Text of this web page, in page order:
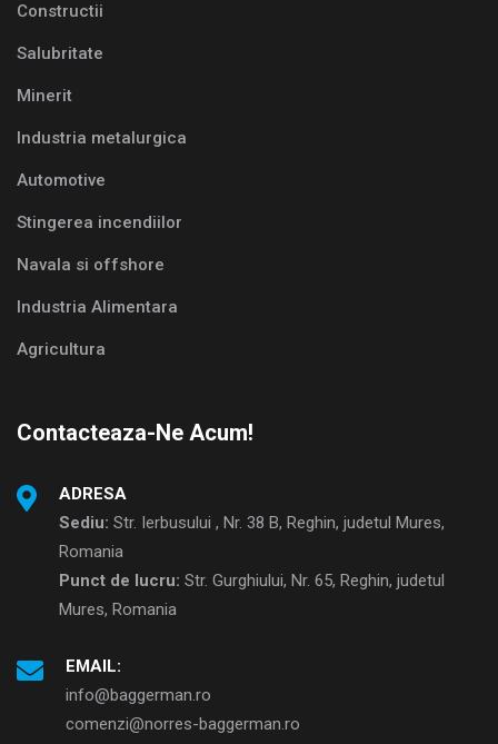
Constructii
Salubritate
Minerit
Industria metalurgica
Automotive
Stingerea incendiilor
Navala si offshore
Industria Alimentara
Agricultura
Contacteaza-Ne Acum!
ADRESA
Sediu: Str. Ierbusului , Nr. 38 B, Reghin, judetul Mures,
Romania
Punct de lucru: Str. Gurghiului, Nr. 65, Reghin, judetul
Mures, Romania
EMAIL:
info@baggerman.ro
comenzi@norres-baggerman.ro